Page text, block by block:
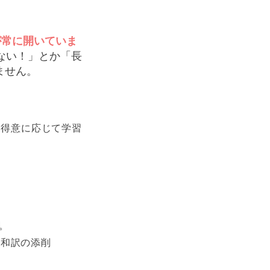
に開いていま
い！」とか「長
ん。
意に応じて学習
訳の添削